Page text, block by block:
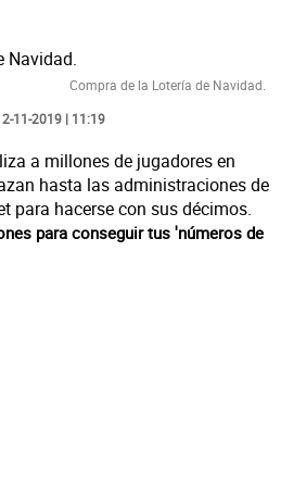
Compra de la Lotería de Navidad.
11-2019 | 11:19
a millones de jugadores en
hasta las administraciones de
para hacerse con sus décimos.
para conseguir tus 'números de